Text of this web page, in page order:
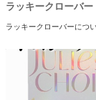
ラッキークローバー
ラッキークローバーにつ